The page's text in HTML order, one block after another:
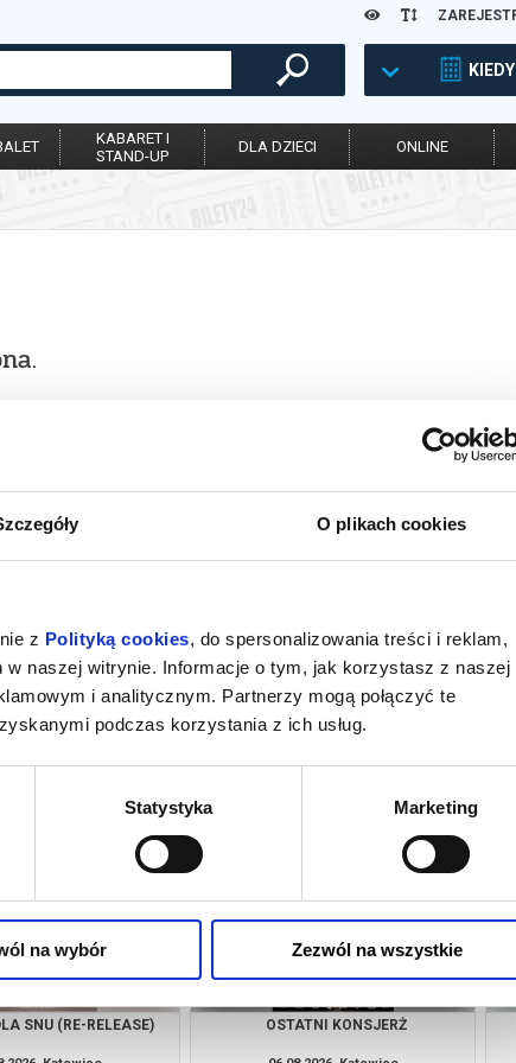
O plikach cookies
z Polityką cookies, do spersonalizowania treści i reklam,
naszej witrynie. Informacje o tym, jak korzystasz z naszej
i analitycznym. Partnerzy mogą połączyć te
podczas korzystania z ich usług.
Statystyka Marketing
na wybór Zezwól na wszystkie
KABARET I
STAND-UP
DLA DZIECI ONLINE
PUSTYNI
kup bilet
O CZYM SOBIE NIE MÓWIMY
kup bilet
SNU (RE-RELEASE) OSTATNI KONSJERŻ